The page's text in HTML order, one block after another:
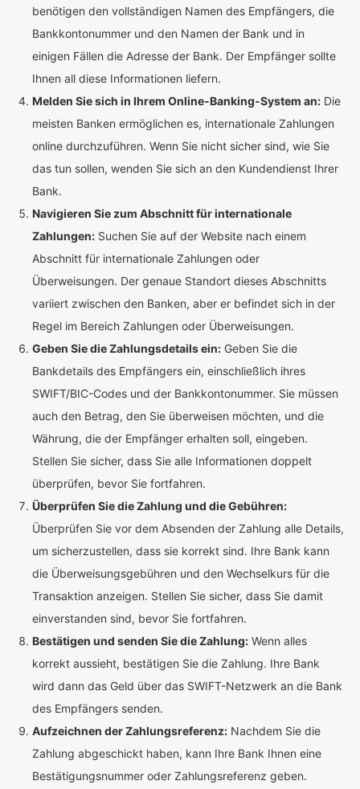
benötigen den vollständigen Namen des Empfängers, die
Bankkontonummer und den Namen der Bank und in
einigen Fällen die Adresse der Bank. Der Empfänger sollte
Ihnen all diese Informationen liefern.
Melden Sie sich in Ihrem Online-Banking-System an: Die
meisten Banken ermöglichen es, internationale Zahlungen
online durchzuführen. Wenn Sie nicht sicher sind, wie Sie
das tun sollen, wenden Sie sich an den Kundendienst Ihrer
Bank.
Navigieren Sie zum Abschnitt für internationale
Zahlungen: Suchen Sie auf der Website nach einem
Abschnitt für internationale Zahlungen oder
Überweisungen. Der genaue Standort dieses Abschnitts
variiert zwischen den Banken, aber er befindet sich in der
Regel im Bereich Zahlungen oder Überweisungen.
Geben Sie die Zahlungsdetails ein: Geben Sie die
Bankdetails des Empfängers ein, einschließlich ihres
SWIFT/BIC-Codes und der Bankkontonummer. Sie müssen
auch den Betrag, den Sie überweisen möchten, und die
Währung, die der Empfänger erhalten soll, eingeben.
Stellen Sie sicher, dass Sie alle Informationen doppelt
überprüfen, bevor Sie fortfahren.
Überprüfen Sie die Zahlung und die Gebühren:
Überprüfen Sie vor dem Absenden der Zahlung alle Details,
um sicherzustellen, dass sie korrekt sind. Ihre Bank kann
die Überweisungsgebühren und den Wechselkurs für die
Transaktion anzeigen. Stellen Sie sicher, dass Sie damit
einverstanden sind, bevor Sie fortfahren.
Bestätigen und senden Sie die Zahlung: Wenn alles
korrekt aussieht, bestätigen Sie die Zahlung. Ihre Bank
wird dann das Geld über das SWIFT-Netzwerk an die Bank
des Empfängers senden.
Aufzeichnen der Zahlungsreferenz: Nachdem Sie die
Zahlung abgeschickt haben, kann Ihre Bank Ihnen eine
Bestätigungsnummer oder Zahlungsreferenz geben.